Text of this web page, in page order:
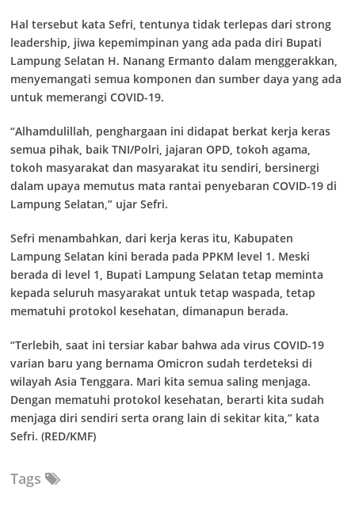
Hal tersebut kata Sefri, tentunya tidak terlepas dari strong
leadership, jiwa kepemimpinan yang ada pada diri Bupati
Lampung Selatan H. Nanang Ermanto dalam menggerakkan,
menyemangati semua komponen dan sumber daya yang ada
untuk memerangi COVID-19.
“Alhamdulillah, penghargaan ini didapat berkat kerja keras
semua pihak, baik TNI/Polri, jajaran OPD, tokoh agama,
tokoh masyarakat dan masyarakat itu sendiri, bersinergi
dalam upaya memutus mata rantai penyebaran COVID-19 di
Lampung Selatan,” ujar Sefri.
Sefri menambahkan, dari kerja keras itu, Kabupaten
Lampung Selatan kini berada pada PPKM level 1. Meski
berada di level 1, Bupati Lampung Selatan tetap meminta
kepada seluruh masyarakat untuk tetap waspada, tetap
mematuhi protokol kesehatan, dimanapun berada.
“Terlebih, saat ini tersiar kabar bahwa ada virus COVID-19
varian baru yang bernama Omicron sudah terdeteksi di
wilayah Asia Tenggara. Mari kita semua saling menjaga.
Dengan mematuhi protokol kesehatan, berarti kita sudah
menjaga diri sendiri serta orang lain di sekitar kita,” kata
Sefri. (RED/KMF)
Tags